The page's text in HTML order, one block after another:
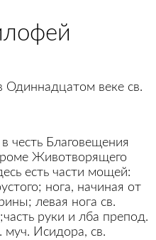
Одиннадцатом веке св.
честь Благовещения
Животворящего
есть части мощей:
нога, начиная от
левая нога св.
руки и лба препод.
муч. Исидора, св.